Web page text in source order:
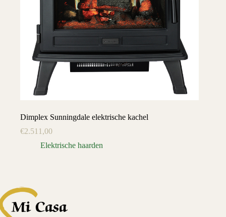
Dimplex Sunningdale elektrische kachel
€2.511,00
Elektrische haarden